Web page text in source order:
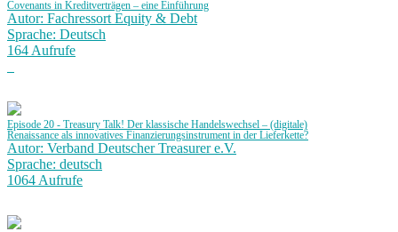
Covenants in Kreditverträgen – eine Einführung
Autor: Fachressort Equity & Debt
Sprache: Deutsch
164 Aufrufe
Episode 20 - Treasury Talk! Der klassische Handelswechsel – (digitale)
Renaissance als innovatives Finanzierungsinstrument in der Lieferkette?
Autor: Verband Deutscher Treasurer e.V.
Sprache: deutsch
1064 Aufrufe